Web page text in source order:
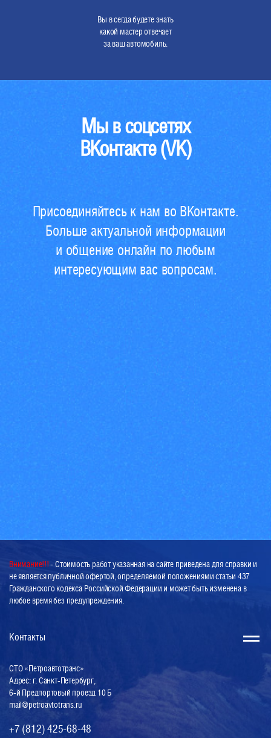
Вы в сегда будете знать
какой мастер отвечает
за ваш автомобиль.
Мы в соцсетях
ВКонтакте (VK)
Присоединяйтесь к нам во ВКонтакте.
Больше актуальной информации
и общение онлайн по любым
интересующим вас вопросам.
Внимание!!!- Стоимость работ указанная на сайте приведена для справки и
не является публичной офертой, определяемой положениями статьи 437
Гражданского кодекса Российской Федерации и может быть изменена в
любое время без предупреждения.
Контакты
СТО «Петроавтотранс»
Адрес: г. Санкт-Петербург,
6-й Предпортовый проезд 10 Б
mail@petroavtotrans.ru
+7 (812) 425-68-48